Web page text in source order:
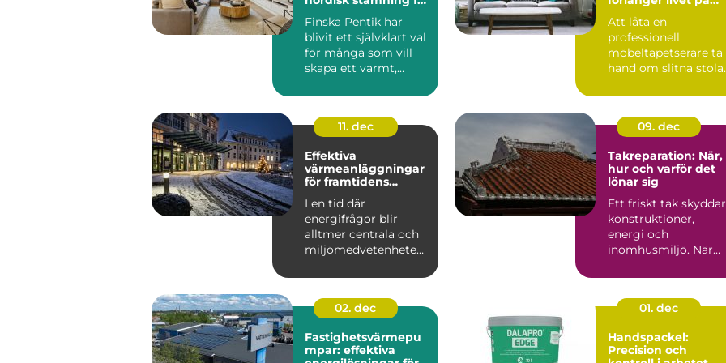
Finska Pentik har
blivit ett självklart val
för många som vill
skapa ett varmt,
genomtän...
Att låta en
professionell
möbeltapetserare ta
hand om slitna
kan förva...
11. dec
Effektiva
värmeanläggningar
för framtidens
I en tid där
energifrågor blir
alltmer centrala och
miljömedvetenheten
09. dec
Takreparation: När,
hur och varför det
lönar sig
Ett friskt tak skyddar
konstruktioner,
energi och
inomhusmiljö. När
02. dec
Fastighetsvärmepu
mpar: effektiva
01. dec
Handspackel:
Precision och